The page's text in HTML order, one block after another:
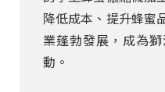
降低成本、提升蜂蜜
業蓬勃發展，成為
動。